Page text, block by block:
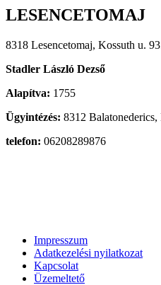
LESENCETOMAJ
8318 Lesencetomaj, Kossuth u.
Stadler László Dezső
Alapítva: 1755
Ügyintézés: 8312
telefon: 06208289876
Impresszum
Adatkezelési nyilatkozat
Kapcsolat
Üzemeltető